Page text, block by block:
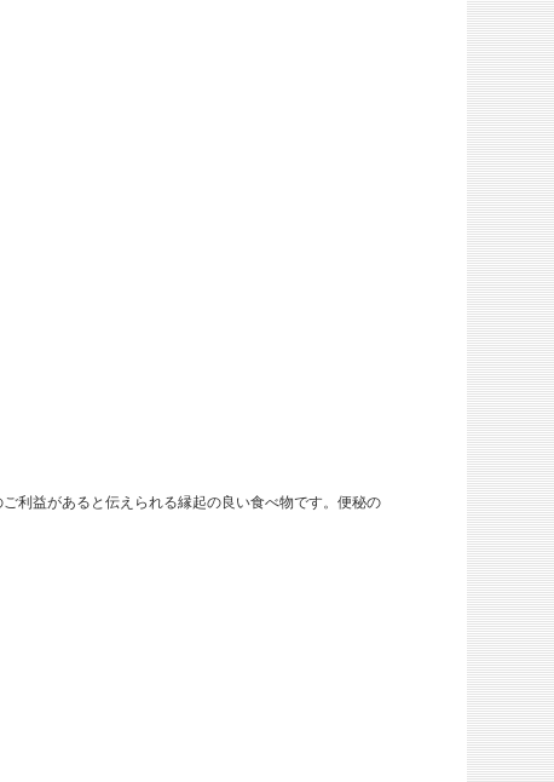
利益があると伝えられる縁起の良い食べ物です。便秘の